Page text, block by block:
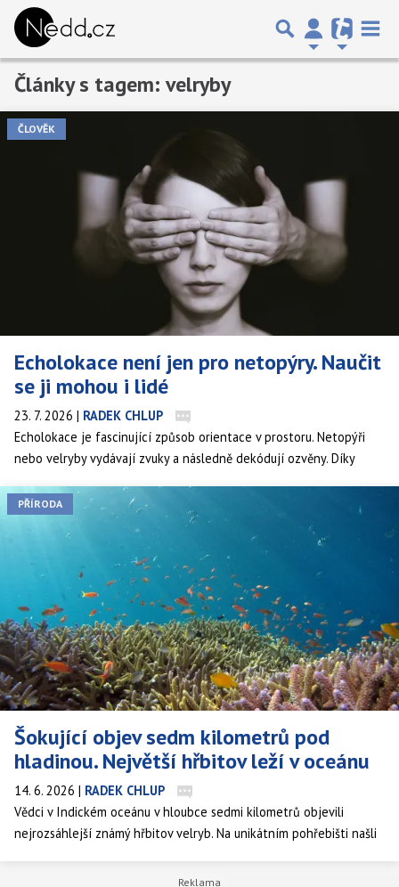
Články s tagem: velryby
ČLOVĚK
Echolokace není jen pro netopýry. Naučit
se ji mohou i lidé
23. 7. 2026 | RADEK CHLUP
Echolokace je fascinující způsob orientace v prostoru. Netopýři
nebo velryby vydávají zvuky a následně dekódují ozvěny. Díky
praxe to však dokážeme i my.
PŘÍRODA
Šokující objev sedm kilometrů pod
hladinou. Největší hřbitov leží v oceánu
14. 6. 2026 | RADEK CHLUP
Vědci v Indickém oceánu v hloubce sedmi kilometrů objevili
nejrozsáhlejší známý hřbitov velryb. Na unikátním pohřebišti našli
odpočinku zároveň přitahuje rozmanitý život.
Předchozí